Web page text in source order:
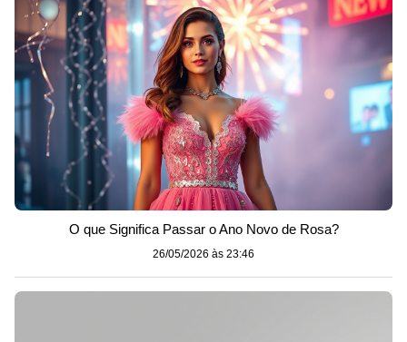
O que Significa Passar o Ano Novo de Rosa?
26/05/2026 às 23:46